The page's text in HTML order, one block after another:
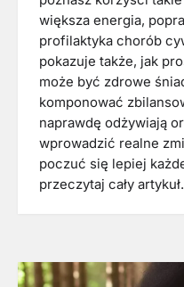
większa energia,
profilaktyka chorób
pokazuje także, jak
może być zdrowe
komponować
naprawdę odżywiają
wprowadzić realne
poczuć się lepiej
przeczytaj cały artykuł.